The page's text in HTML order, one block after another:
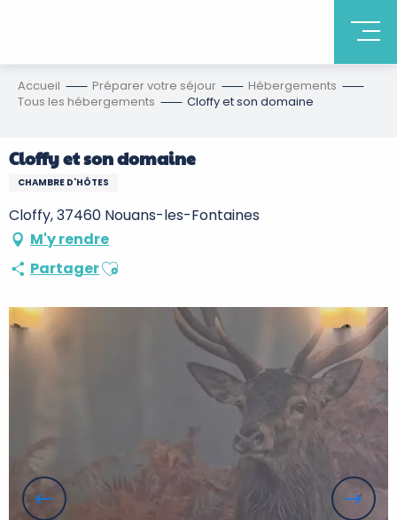
Accueil Préparer votre séjour
Hébergements
Tous les hébergements
Cloffy et son domaine
Cloffy et son domaine
CHAMBRE D'HÔTES
Cloffy, 37460 Nouans-les-Fontaines
M'y rendre
PartagerAjouter aux favoris